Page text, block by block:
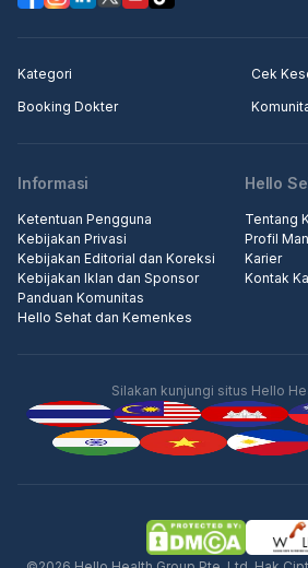
Iklan
Kategori
Cek
Booking Dokter
Informasi
Ketentuan Pengguna
Kebijakan Privasi
Kebijakan Editorial dan Koreksi
Kebijakan Iklan dan Sponsor
Panduan Komunitas
Hello Sehat dan Kemenkes
Hello
Tentang
Profil
Karier
Kontak
Silakan kunjungi situs Hello